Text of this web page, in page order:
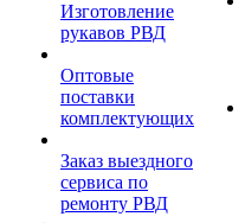
Изготовление
рукавов РВД
Оптовые
поставки
комплектующих
Заказ выездного
сервиса по
ремонту РВД